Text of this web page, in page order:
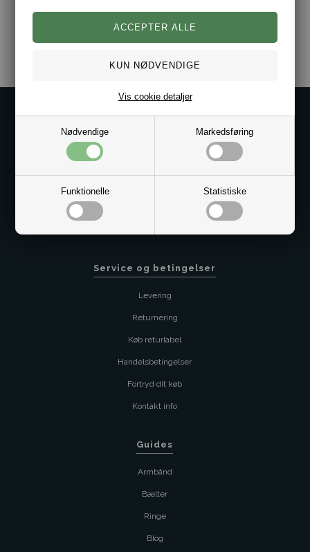
Nødvendige Markedsføring
Funktionelle Statistiske
Vis cookie detaljer
Kontakt os på
Kundeservice@bestman.dk
Service og betingelser
Levering
Returnering
Køb returlabel
Handelsbetingelser
Fortryd dit køb
Kontakt info
Guides
Armbånd
Bælter
Ringe
Blog